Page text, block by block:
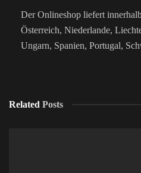
Der Onlineshop liefert
Österreich, Niederlande,
Ungarn, Spanien, Portugal,
Related Posts